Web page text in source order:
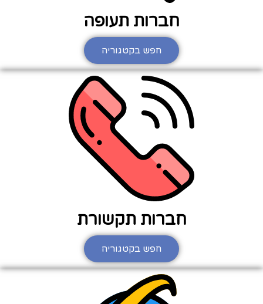
חברות תעופה
חפש בקטגוריה
חברות תקשורת
חפש בקטגוריה